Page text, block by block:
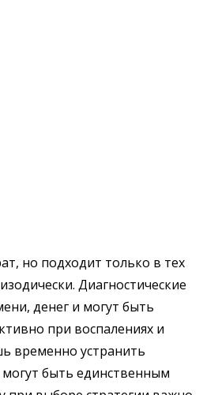
но подходит только в тех
Диагностические
денег и могут быть
при воспалениях и
временно устранить
быть единственным